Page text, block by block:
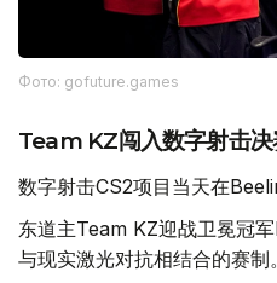
Фото: gofuture.games
Team KZ闯入数字射击决
数字射击CS2项目当天在
东道主Team KZ迎战卫冕冠
与现实激光对抗相结合的赛制。